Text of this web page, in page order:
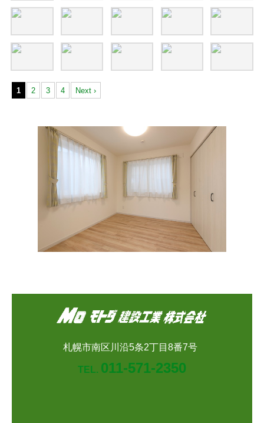
1 2 3 4 Next ›
札幌市南区川沿5条2丁目8番7号
TEL. 011-571-2350